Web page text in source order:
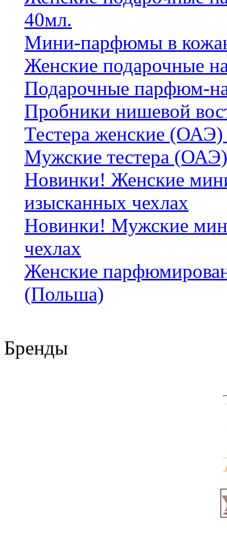
40мл.
Мини-парфюмы в
Женские подарочные
Подарочные парфюм-
Пробники нишевой
Тестера женские (ОАЭ)
Мужские тестера (ОАЭ)
Новинки! Женские
изысканных чехлах
Новинки! Мужские
чехлах
Женские
(Польша)
Бренды